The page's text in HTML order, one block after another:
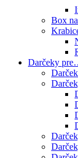
Box
Darčeky